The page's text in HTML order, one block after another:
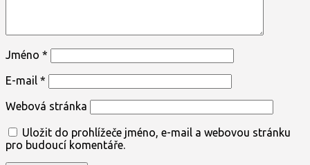
Jméno *
E-mail *
Webová stránka
Uložit do prohlížeče jméno, e-mail a webovou stránku
pro budoucí komentáře.